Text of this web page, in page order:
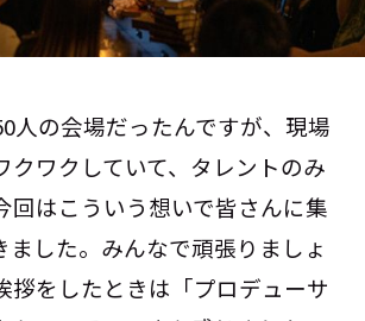
人の会場だったんですが、現場
クワクしていて、タレントのみ
回はこういう想いで皆さんに集
ました。みんなで頑張りましょ
拶をしたときは「プロデューサ